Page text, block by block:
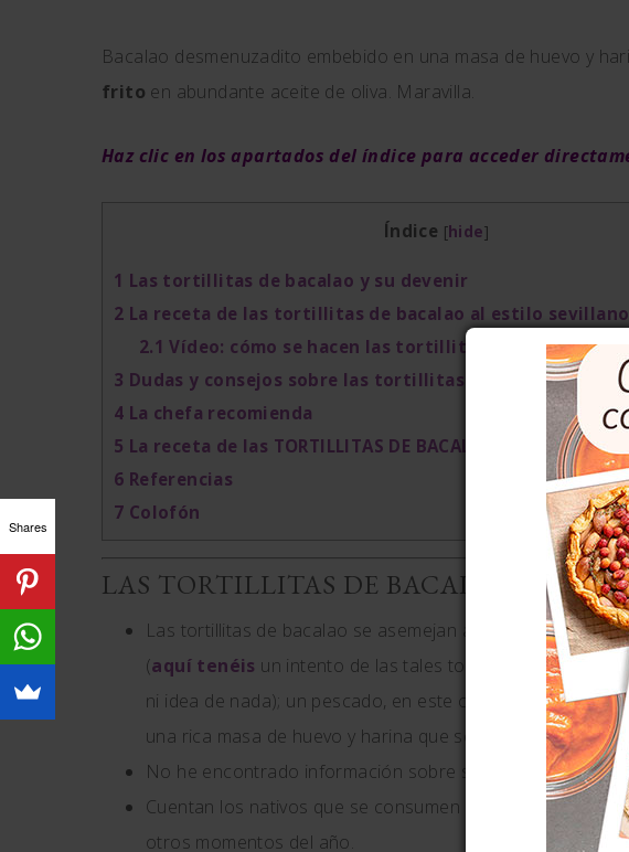
Bacalao desmenuzadito embebido en una masa de huevo y
frito en abundante aceite de oliva. Maravilla.
Haz clic en los apartados del índice para acceder
Índice [hide]
1 Las tortillitas de bacalao y su devenir
2 La receta de las tortillitas de bacalao al estilo sevillano
2.1 Vídeo: cómo se hacen las tortillitas de bacalao al
3 Dudas y consejos sobre las tortillitas de bacalao al
4 La chefa recomienda
5 La receta de las TORTILLITAS DE BACALAO AL ESTILO
6 Referencias
7 Colofón
LAS TORTILLITAS DE BACALAO Y SU
Las tortillitas de bacalao se asemejan a las famosísimas
(aquí tenéis un intento de las tales tortillitas del
ni idea de nada); un pescado, en este caso, desalado y
una rica masa de huevo y harina que se infla un poco al
No he encontrado información sobre su origen o
Cuentan los nativos que se consumen mucho en
otros momentos del año.
Shares